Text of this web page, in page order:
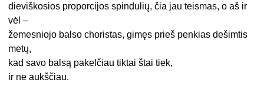
dieviškosios proporcijos spindulių, čia jau teismas, o aš ir
vėl –
žemesniojo balso choristas, gimęs prieš penkias dešimtis
metų,
kad savo balsą pakelčiau tiktai štai tiek,
ir ne aukščiau.